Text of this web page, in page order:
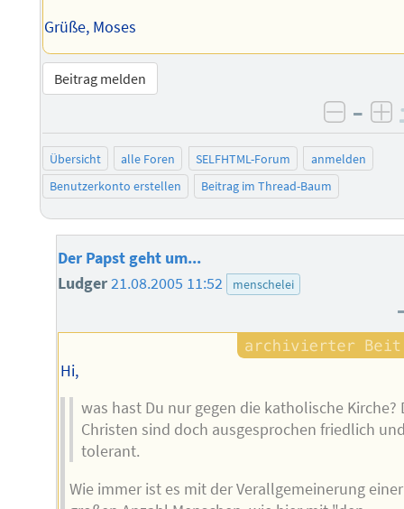
Grüße, Moses
Beitrag melden
–
Übersicht alle Foren SELFHTML-Forum
anmelden
Benutzerkonto erstellen
Beitrag im Thread-Baum
Der Papst geht um...
Ludger21.08.2005 11:52 menschelei
Hi,
was hast Du nur gegen die katholische Kirche?
Christen sind doch ausgesprochen friedlich
tolerant.
Wie immer ist es mit der Verallgemeinerung einer